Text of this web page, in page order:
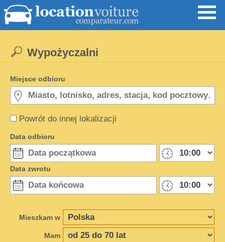
Powrót do innej lokalizacji
Wypożyczalni
Miejsce odbioru
Data odbioru
Data zwrotu
Mieszkam w
Mam